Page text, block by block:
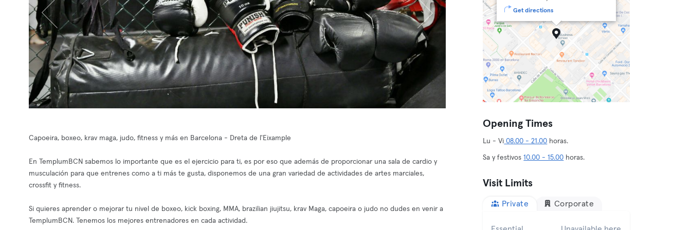
Capoeira, boxeo, krav maga, judo, fitness y más en Barcelona - Dreta de l'Eixample
En TemplumBCN sabemos lo importante que es el ejercicio para ti, es por eso que además de proporcionar una sala de cardio y
musculación para que entrenes como a ti más te gusta, disponemos de una gran variedad de actividades de artes marciales,
crossfit y fitness.
Si quieres aprender o mejorar tu nivel de boxeo, kick boxing, MMA, brazilian jiujitsu, krav Maga, capoeira o judo no dudes en venir a
TemplumBCN. Tenemos los mejores entrenadores en cada actividad.
Get directions
Opening Times
Lu - Vi 08.00 - 21.00 horas.
Sa y festivos10.00 - 15.00 horas.
Visit Limits
Private Corporate